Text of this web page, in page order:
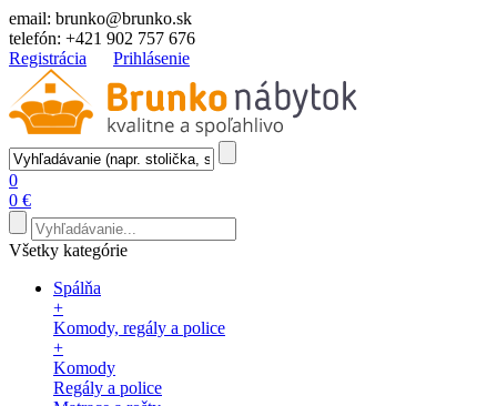
email: brunko@brunko.sk
telefón: +421 902 757 676
Registrácia
Prihlásenie
0
0 €
Všetky kategórie
Spálňa
+
Komody, regály a police
+
Komody
Regály a police